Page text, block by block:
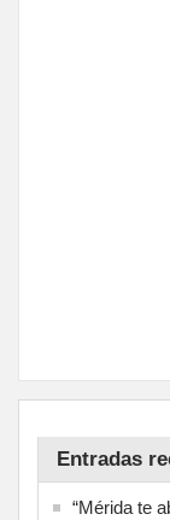
Entradas
“Mérida te